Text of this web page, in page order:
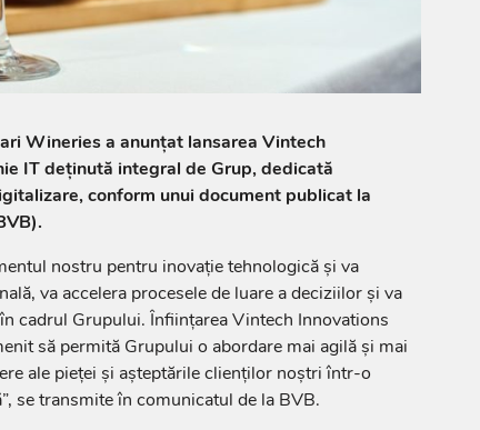
Wineries a anunțat lansarea Vintech
IT deținută integral de Grup, dedicată
conform unui document publicat la
nostru pentru inovație tehnologică și va
va accelera procesele de luare a deciziilor și va
cadrul Grupului. Înființarea Vintech Innovations
să permită Grupului o abordare mai agilă și mai
ale pieței și așteptările clienților noștri într-o
se transmite în comunicatul de la BVB.